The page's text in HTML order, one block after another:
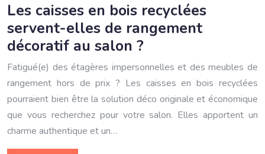
Les caisses en bois recyclées
servent-elles de rangement
décoratif au salon ?
Fatigué(e) des étagères impersonnelles et des meubles de
rangement hors de prix ? Les caisses en bois recyclées
pourraient bien être la solution déco originale et économique
que vous recherchez pour votre salon. Elles apportent un
charme authentique et un…